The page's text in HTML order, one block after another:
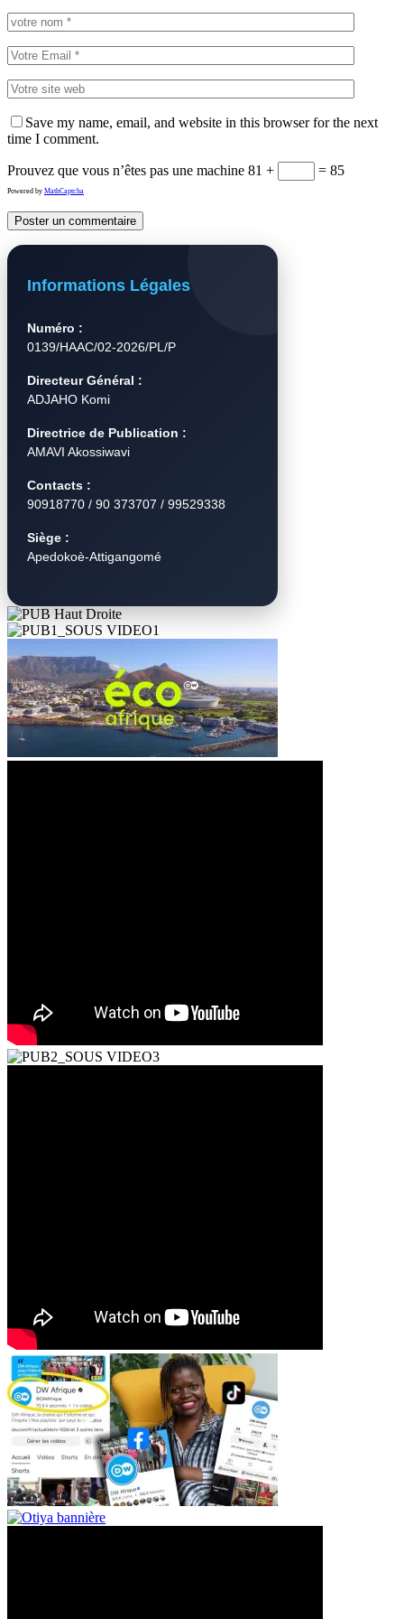
Save my name, email, and website in this browser for the next
time I comment.
Prouvez que vous n’êtes pas une machine 81 + = 85
Powered by MathCaptcha
Informations Légales
Numéro :
0139/HAAC/02-2026/PL/P
Directeur Général :
ADJAHO Komi
Directrice de Publication :
AMAVI Akossiwavi
Contacts :
90918770 / 90 373707 / 99529338
Siège :
Apedokoè-Attigangomé